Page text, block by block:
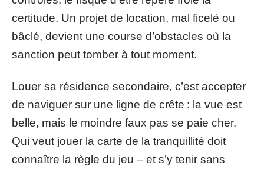
certitude. Un projet de location, mal ficelé ou
bâclé, devient une course d’obstacles où la
sanction peut tomber à tout moment.
Louer sa résidence secondaire, c’est accepter
de naviguer sur une ligne de crête : la vue est
belle, mais le moindre faux pas se paie cher.
Qui veut jouer la carte de la tranquillité doit
connaître la règle du jeu – et s’y tenir sans